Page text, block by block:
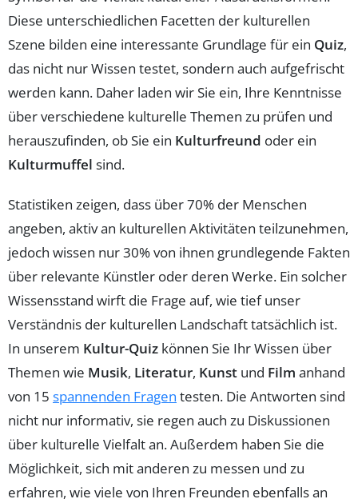
Diese unterschiedlichen Facetten der kulturellen
Szene bilden eine interessante Grundlage für ein Quiz,
das nicht nur Wissen testet, sondern auch aufgefrischt
werden kann. Daher laden wir Sie ein, Ihre Kenntnisse
über verschiedene kulturelle Themen zu prüfen und
herauszufinden, ob Sie ein Kulturfreund oder ein
Kulturmuffel sind.
Statistiken zeigen, dass über 70% der Menschen
angeben, aktiv an kulturellen Aktivitäten teilzunehmen,
jedoch wissen nur 30% von ihnen grundlegende Fakten
über relevante Künstler oder deren Werke. Ein solcher
Wissensstand wirft die Frage auf, wie tief unser
Verständnis der kulturellen Landschaft tatsächlich ist.
In unserem Kultur-Quiz können Sie Ihr Wissen über
Themen wie Musik, Literatur, Kunst und Film anhand
von 15 spannenden Fragen testen. Die Antworten sind
nicht nur informativ, sie regen auch zu Diskussionen
über kulturelle Vielfalt an. Außerdem haben Sie die
Möglichkeit, sich mit anderen zu messen und zu
erfahren, wie viele von Ihren Freunden ebenfalls an